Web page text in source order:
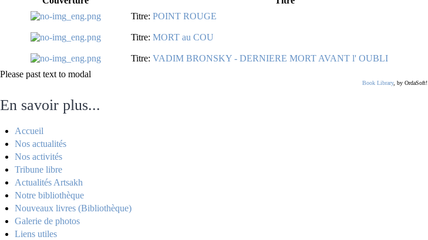
Titre: POINT ROUGE
Titre: MORT au COU
Titre: VADIM BRONSKY - DERNIERE MORT AVANT l' OUBLI
Please past text to modal
Book Library, by OrdaSoft!
En savoir plus...
Accueil
Nos actualités
Nos activités
Compte-rendu
Cours de langue Arménienne
Nos archives
Tribune libre
Actualités Artsakh
QUEL DEVENIR POUR L'ARTSAKH ?
Institutions communautaires
Communiqués de la MAJC
Analyses et audiovisuel
Notre bibliothèque
Nouveaux livres (Bibliothèque)
Galerie de photos
Liens utiles